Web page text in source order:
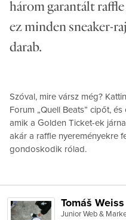
három garantált
ez minden sneaker-
darab.
Szóval, mire vársz még?
Forum „Quell Beats” cipőt,
amik a Golden Ticket-ek
akár a raffle nyereményekre
gondoskodik rólad.
Tomáš Weiss
Junior Web &